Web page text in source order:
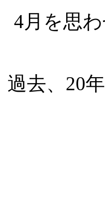
4月を思
過去、20